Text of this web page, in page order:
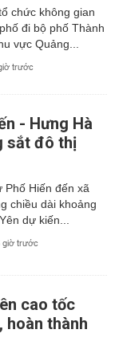
chức không gian
đi bộ phố Thành
vực Quảng...
trước
- Hưng Hà
sắt đô thị
Phố Hiến đến xã
chiều dài khoảng
dự kiến...
giờ trước
cao tốc
hoàn thành